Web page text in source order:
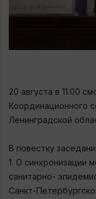
20 августа в 11.00
Координационного
Ленинградской
В повестку
1. О синхронизации
санитарно-
Санкт-